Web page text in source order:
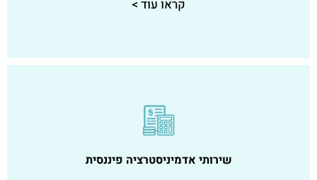
קראו עוד >
שירותי אדמיניסטרציה פיננסית